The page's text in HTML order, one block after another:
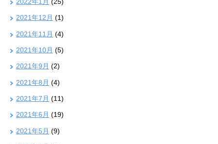
2021年12月 (1)
2021年11月 (4)
2021年10月 (5)
2021年9月 (2)
2021年8月 (4)
2021年7月 (11)
2021年6月 (19)
2021年5月 (9)